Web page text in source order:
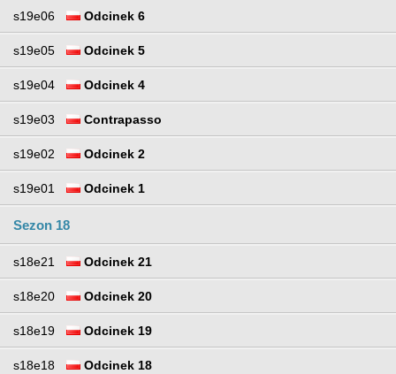
s19e06 Odcinek 6
s19e05 Odcinek 5
s19e04 Odcinek 4
s19e03 Contrapasso
s19e02 Odcinek 2
s19e01 Odcinek 1
Sezon 18
s18e21 Odcinek 21
s18e20 Odcinek 20
s18e19 Odcinek 19
s18e18 Odcinek 18